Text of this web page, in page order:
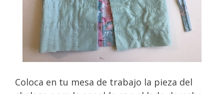
Coloca en tu mesa de trabajo la pieza del